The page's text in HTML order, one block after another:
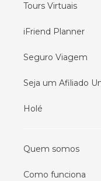
Tours Virtuais
iFriend Planner
Seguro Viagem
Seja um Afiliado
Holé
Quem somos
Como funciona